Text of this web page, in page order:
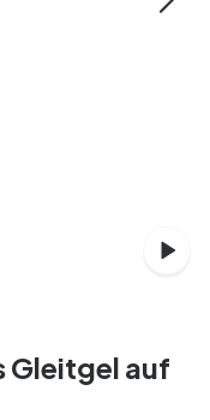
Gleitgel auf